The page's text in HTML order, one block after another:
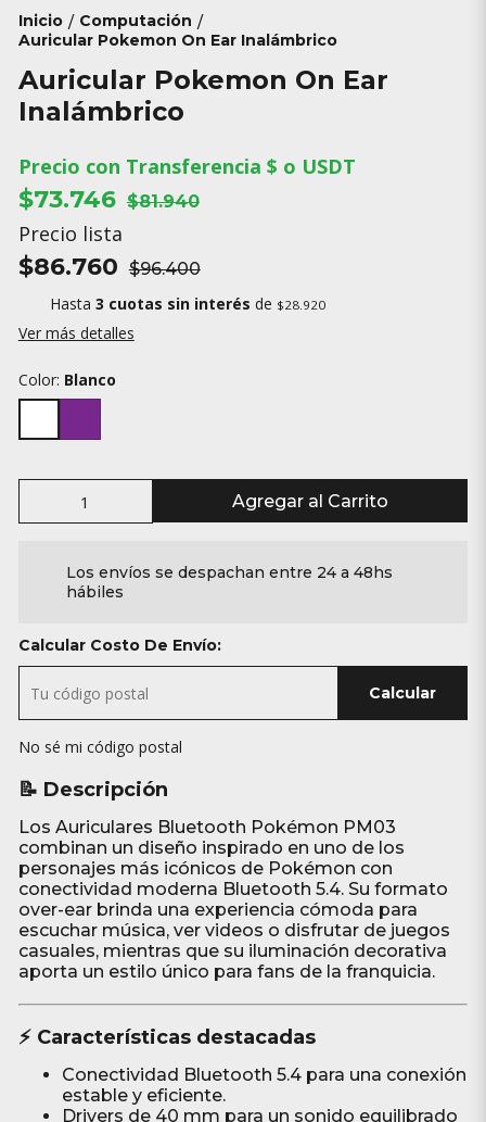
Inicio / Computación /
Auricular Pokemon On Ear Inalámbrico
Auricular Pokemon On Ear
Inalámbrico
Precio con Transferencia $ o USDT
$73.746 $81.940
Precio lista
$86.760 $96.400
Hasta 3 cuotas sin interés de $28.920
Ver más detalles
Color: Blanco
Agregar al Carrito
Los envíos se despachan entre 24 a 48hs
hábiles
Calcular Costo De Envío:
Calcular
No sé mi código postal
📝 Descripción
Los Auriculares Bluetooth Pokémon PM03
combinan un diseño inspirado en uno de los
personajes más icónicos de Pokémon con
conectividad moderna Bluetooth 5.4. Su formato
over-ear brinda una experiencia cómoda para
escuchar música, ver videos o disfrutar de juegos
casuales, mientras que su iluminación decorativa
aporta un estilo único para fans de la franquicia.
⚡ Características destacadas
Conectividad Bluetooth 5.4 para una conexión
estable y eficiente.
Drivers de 40 mm para un sonido equilibrado